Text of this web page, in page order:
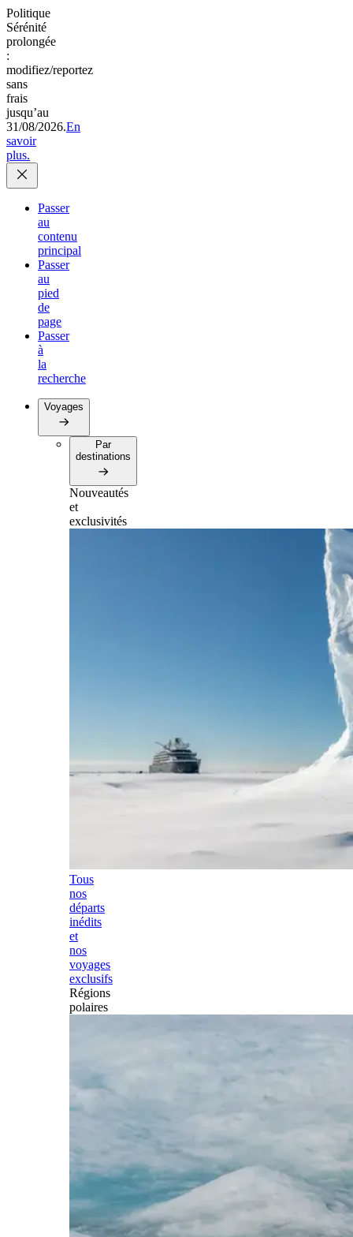
Politique
Sérénité
prolongée
:
modifiez/reportez
sans
frais
jusqu’au
31/08/2026.En
savoir
plus.
Passer
au
contenu
principal
Passer
au
pied
de
page
Passer
à
la
recherche
Voyages
Par
destinations
Nouveautés
et
exclusivités
Tous
nos
départs
inédits
et
nos
voyages
exclusifs
Régions
polaires